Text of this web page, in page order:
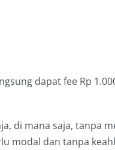
dapat fee Rp
di mana saja, tanpa
modal dan tanpa